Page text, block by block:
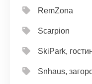
RemZona
Scarpion
SkiPark,
Snhaus,